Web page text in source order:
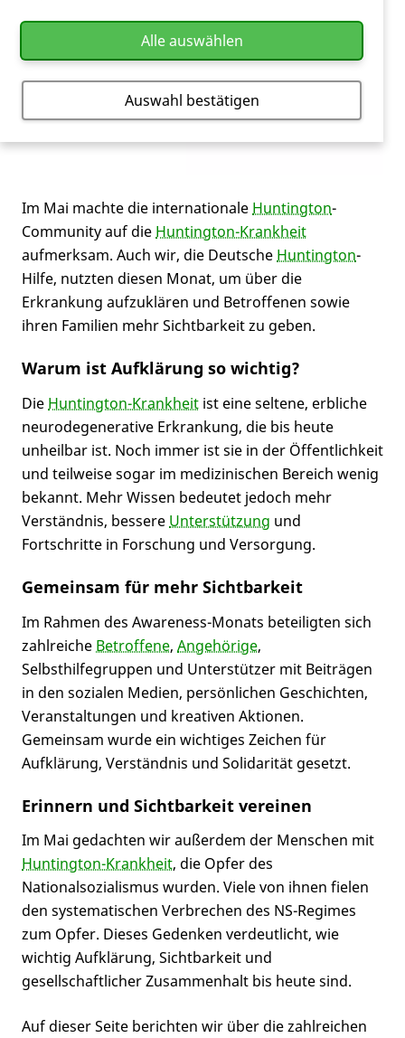
Im Mai machte die internationale Huntington-
Community auf die Huntington-Krankheit
aufmerksam. Auch wir, die Deutsche Huntington-
Hilfe, nutzten diesen Monat, um über die
Erkrankung aufzuklären und Betroffenen sowie
ihren Familien mehr Sichtbarkeit zu geben.
Warum ist Aufklärung so wichtig?
Die Huntington-Krankheit ist eine seltene, erbliche
neurodegenerative Erkrankung, die bis heute
unheilbar ist. Noch immer ist sie in der Öffentlichkeit
und teilweise sogar im medizinischen Bereich wenig
bekannt. Mehr Wissen bedeutet jedoch mehr
Verständnis, bessere Unterstützung und
Fortschritte in Forschung und Versorgung.
Gemeinsam für mehr Sichtbarkeit
Im Rahmen des Awareness-Monats beteiligten sich
zahlreiche Betroffene, Angehörige,
Selbsthilfegruppen und Unterstützer mit Beiträgen
in den sozialen Medien, persönlichen Geschichten,
Veranstaltungen und kreativen Aktionen.
Gemeinsam wurde ein wichtiges Zeichen für
Aufklärung, Verständnis und Solidarität gesetzt.
Erinnern und Sichtbarkeit vereinen
Im Mai gedachten wir außerdem der Menschen mit
Huntington-Krankheit, die Opfer des
Nationalsozialismus wurden. Viele von ihnen fielen
den systematischen Verbrechen des NS-Regimes
zum Opfer. Dieses Gedenken verdeutlicht, wie
wichtig Aufklärung, Sichtbarkeit und
gesellschaftlicher Zusammenhalt bis heute sind.
Auf dieser Seite berichten wir über die zahlreichen
Alle auswählen
Auswahl bestätigen